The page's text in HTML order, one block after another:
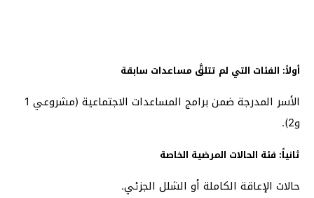
أولاً: الفئات التي لم تتلقَّ مساعدات سابقة
الأسر المدرجة ضمن برامج المساعدات الاجتماعية (مشروعي 1
و2).
ثانياً: فئة الحالات المرضية الخاصة
حالات الإعاقة الكاملة أو الشلل الجزئي.